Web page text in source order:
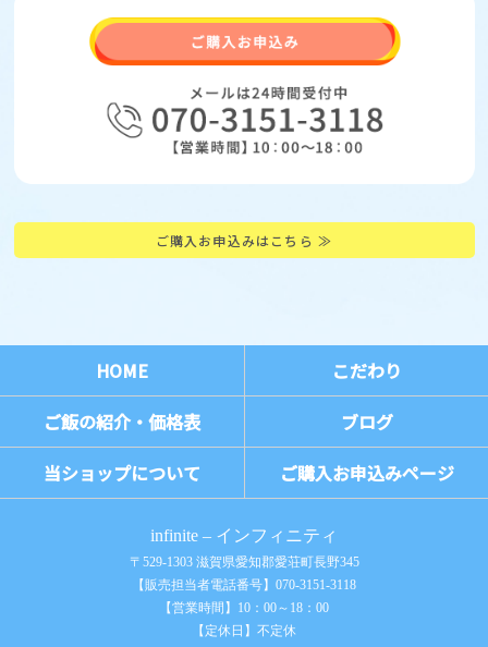
ご購入お申込みはこちら ≫
HOME
こだわり
ご飯の紹介・価格表
ブログ
当ショップについて
ご購入お申込みページ
infinite – インフィニティ
〒529-1303 滋賀県愛知郡愛荘町長野345
【販売担当者電話番号】070-3151-3118
【営業時間】10：00～18：00
【定休日】不定休